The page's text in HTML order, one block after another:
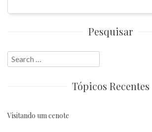
Pesquisar
Search
for:
Tópicos Recentes
Visitando um cenote